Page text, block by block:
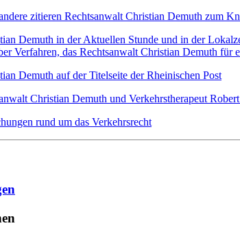
zitieren Rechtsanwalt Christian Demuth zum
Demuth in der Aktuellen Stunde und in der
Verfahren, das Rechtsanwalt Christian Demuth für
Demuth auf der Titelseite der Rheinischen Post
Christian Demuth und Verkehrstherapeut
rund um das Verkehrsrecht